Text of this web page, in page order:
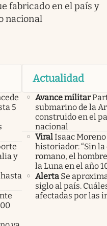
fabricado en el país y
nacional
5
y
Actualidad
Avance militar
submarino de la
construido en el
nacional
ViralIsaac
historiador: “Sin
romano, el
la Luna en el año
Alerta Se
siglo al país.
afectadas por las